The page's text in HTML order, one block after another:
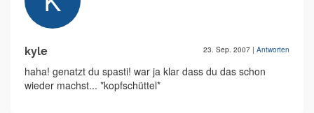
kyle 23. Sep. 2007 | Antworten
haha! genatzt du spasti! war ja klar dass du das schon
wieder machst... *kopfschüttel*